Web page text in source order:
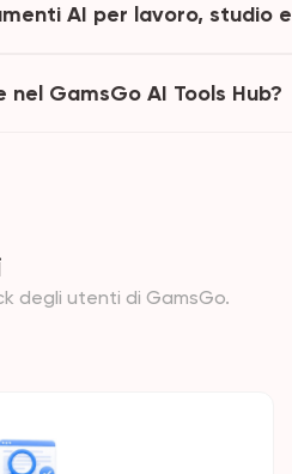
AI per lavoro, studio
GamsGo AI Tools Hub?
degli utenti di GamsGo.